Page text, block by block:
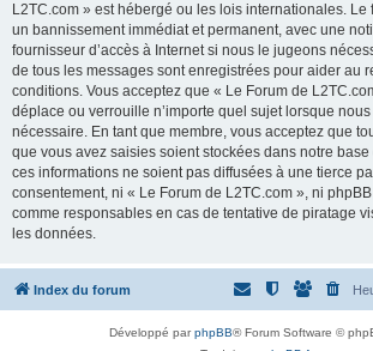
L2TC.com » est hébergé ou les lois internationales. Le
un bannissement immédiat et permanent, avec une
fournisseur d’accès à Internet si nous le jugeons
de tous les messages sont enregistrées pour aider au
conditions. Vous acceptez que « Le Forum de
déplace ou verrouille n’importe quel sujet lorsque
nécessaire. En tant que membre, vous acceptez que
que vous avez saisies soient stockées dans notre
ces informations ne soient pas diffusées à une tierce
consentement, ni « Le Forum de L2TC.com », ni
comme responsables en cas de tentative de piratage
les données.
Index du forum
Développé parphpBB® Forum Software ©